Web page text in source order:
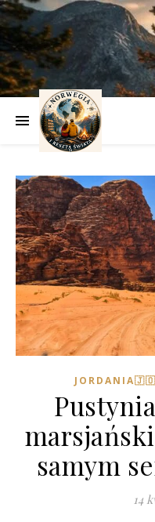
JORDANIA🇯🇴
samym
14